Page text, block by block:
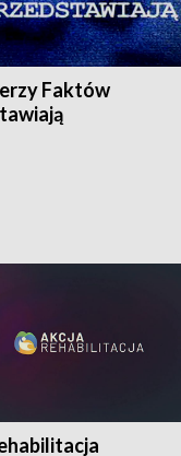
Faktów